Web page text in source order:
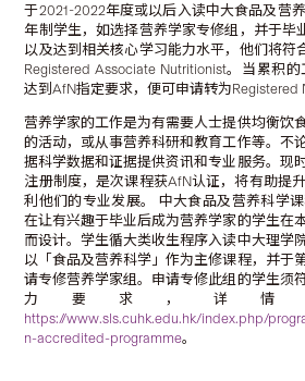
于2021-2022年度或以后入读中大食品及营
年制学生，如选择营养学家专修组，并于毕
以及达到相关核心学习能力水平，他们将符
Registered Associate Nutritionist。当累积
达到AfN指定要求，便可申请转为Registered
营养学家的工作是为有需要人士提供均衡饮
的活动，或从事营养科研和教育工作等。不
据科学数据和证据提供资讯和专业服务。现
注册制度，是次课程获AfN认证，将有助提
利他们的专业发展。
中大食品及营养科学
在让有兴趣于毕业后成为营养学家的学生在
而设计。学生循大类收生程序入读中大理学
以「食品及营养科学」作为主修课程，并于
请专修营养学家组。申请专修此组的学生须
力要求，详情
https://www.sls.cuhk.edu.hk/index.php/
n-accredited-programme。